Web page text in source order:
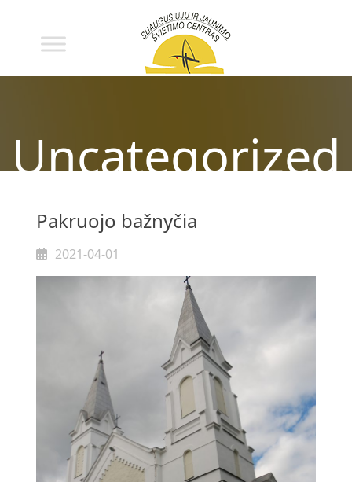
Uncategorized
Pakruojo bažnyčia
2021-04-01